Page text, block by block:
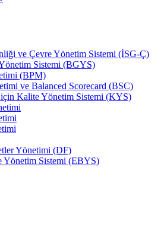
ve Çevre Yönetim Sistemi (İSG-Ç)
Sistemi (BGYS)
(BPM)
ve Balanced Scorecard (BSC)
Kalite Yönetim Sistemi (KYS)
Yönetimi (DF)
Yönetim Sistemi (EBYS)